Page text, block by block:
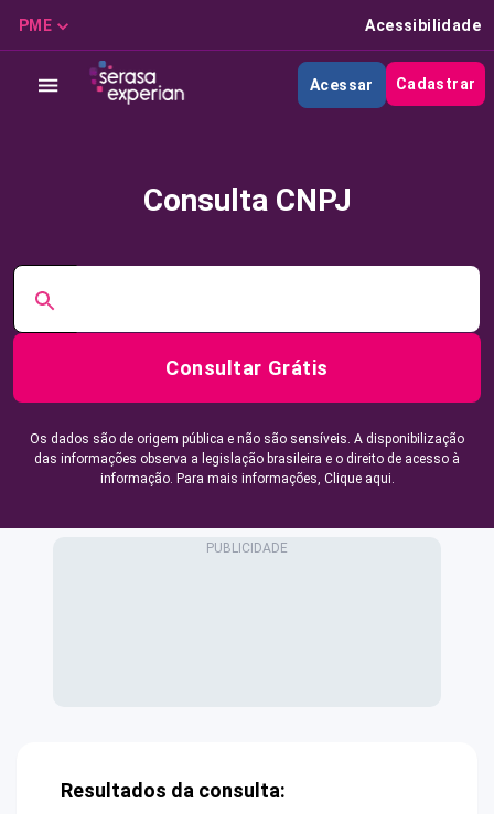
PME Acessibilidade
Acessar Cadastrar
Consulta CNPJ
Consultar Grátis
Os dados são de origem pública e não são sensíveis. A disponibilização
das informações observa a legislação brasileira e o direito de acesso à
informação. Para mais informações, Clique aqui.
Resultados da consulta: